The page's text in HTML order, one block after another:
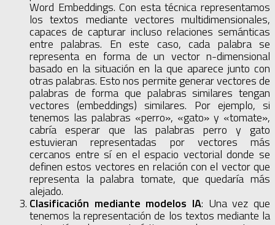
Word Embeddings. Con esta técnica representamos
los textos mediante vectores multidimensionales,
capaces de capturar incluso relaciones semánticas
entre palabras. En este caso, cada palabra se
representa en forma de un vector n-dimensional
basado en la situación en la que aparece junto con
otras palabras. Esto nos permite generar vectores de
palabras de forma que palabras similares tengan
vectores (embeddings) similares. Por ejemplo, si
tenemos las palabras «perro», «gato» y «tomate»,
cabría esperar que las palabras perro y gato
estuvieran representadas por vectores más
cercanos entre sí en el espacio vectorial donde se
definen estos vectores en relación con el vector que
representa la palabra tomate, que quedaría más
alejado.
Clasificación mediante modelos IA: Una vez que
tenemos la representación de los textos mediante la